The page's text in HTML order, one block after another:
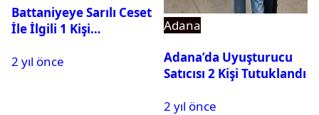
Battaniyeye Sarılı Ceset
İle İlgili 1 Kişi
2 yıl önce
Adana
Adana’da Uyuşturucu
Satıcısı 2 Kişi Tutuklandı
2 yıl önce